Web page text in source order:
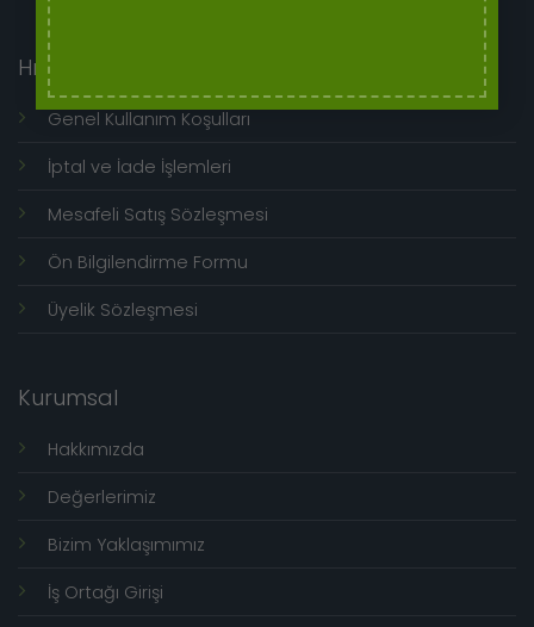
Hızlı Menü
Genel Kullanım Koşulları
İptal ve İade İşlemleri
Mesafeli Satış Sözleşmesi
Ön Bilgilendirme Formu
Üyelik Sözleşmesi
Kurumsal
Hakkımızda
Değerlerimiz
Bizim Yaklaşımımız
İş Ortağı Girişi